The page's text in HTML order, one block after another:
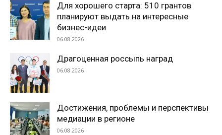
Для хорошего старта: 510 грантов
планируют выдать на интересные
бизнес-идеи
06.08.2026
Драгоценная россыпь наград
06.08.2026
Достижения, проблемы и перспективы
медиации в регионе
06.08.2026